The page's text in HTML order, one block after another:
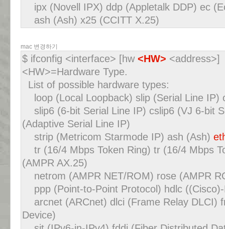
ipx (Novell IPX) ddp (Appletalk DDP) ec
ash (Ash) x25 (CCITT X.25)
mac 변경하기
$ ifconfig <interface> [hw <HW> <address>]
<HW>=Hardware Type.
List of possible hardware types:
loop (Local Loopback) slip (Serial Line IP)
slip6 (6-bit Serial Line IP) cslip6 (VJ 6-bit
(Adaptive Serial Line IP)
strip (Metricom Starmode IP) ash (Ash)
tr (16/4 Mbps Token Ring) tr (16/4 Mbps
(AMPR AX.25)
netrom (AMPR NET/ROM) rose (AMPR
ppp (Point-to-Point Protocol) hdlc
arcnet (ARCnet) dlci (Frame Relay DLCI)
Device)